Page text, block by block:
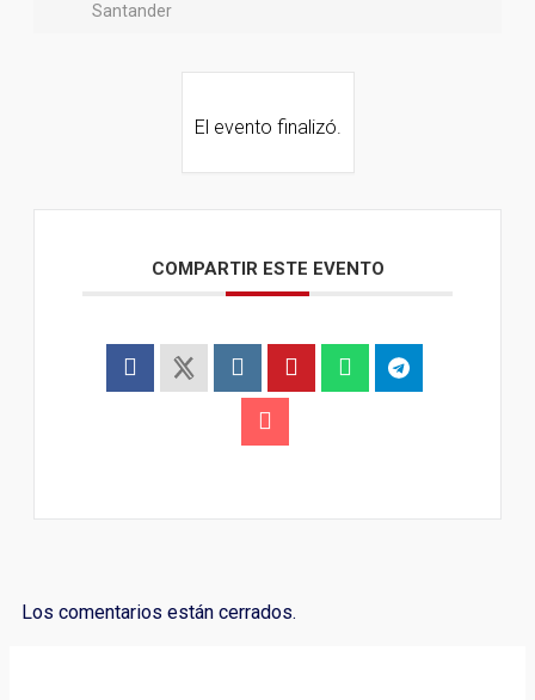
Santander
El evento finalizó.
COMPARTIR ESTE EVENTO
Los comentarios están cerrados.